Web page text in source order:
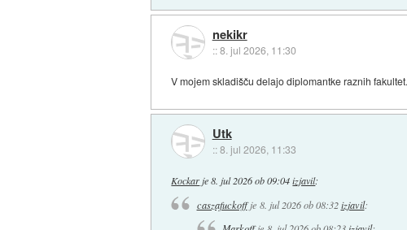
nekikr
::8. jul 2026, 11:30
V mojem skladišču delajo diplomantke raznih
Utk
::8. jul 2026, 11:33
Kockar je8. jul 2026 ob 09:04 izjavil:
caszafuckoffje 8. jul 2026 ob 08:32 izjavil: